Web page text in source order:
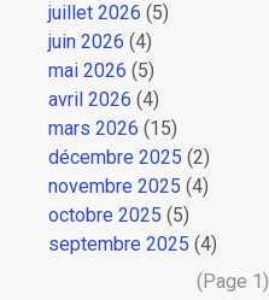
juillet 2026 (5)
juin 2026 (4)
mai 2026 (5)
avril 2026 (4)
mars 2026 (15)
décembre 2025 (2)
novembre 2025 (4)
octobre 2025 (5)
septembre 2025 (4)
(Page 1)